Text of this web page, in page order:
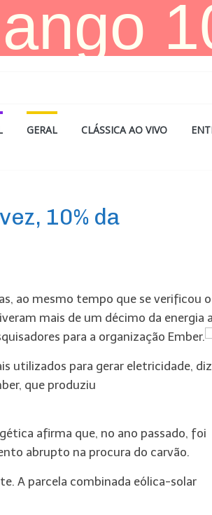
GERAL CLÁSSICA AO VIVO
10% da
ao mesmo tempo que se verificou o
mais de um décimo da energia a
para a organização Ember.
utilizados para gerar eletricidade,
que produziu
afirma que, no ano passado, foi
abrupto na procura do carvão.
A parcela combinada eólica-solar